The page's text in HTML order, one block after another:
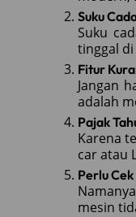
Suku
Suku
tinggal
Fitur
Jangan
adalah
Pajak
Karena
car atau
Perlu
mesin